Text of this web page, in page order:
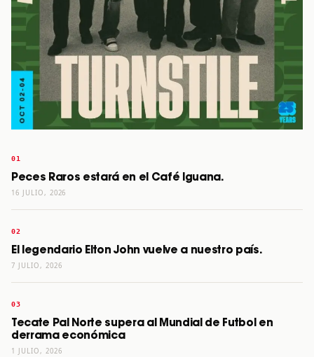
Peces Raros estará en el Café Iguana.
16 JULIO, 2026
El legendario Elton John vuelve a nuestro país.
7 JULIO, 2026
Tecate Pal Norte supera al Mundial de Futbol en
derrama económica
1 JULIO, 2026